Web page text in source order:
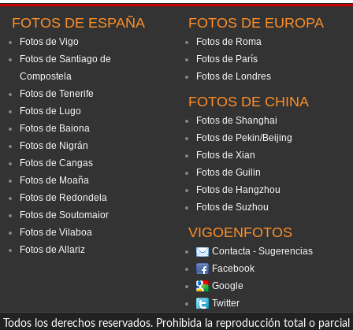
FOTOS DE ESPAÑA
Fotos de Vigo
Fotos de Santiago de
Compostela
Fotos de Tenerife
Fotos de Lugo
Fotos de Baiona
Fotos de Nigrán
Fotos de Cangas
Fotos de Moaña
Fotos de Redondela
Fotos de Soutomaior
Fotos de Vilaboa
Fotos de Allariz
FOTOS DE EUROPA
Fotos de Roma
Fotos de París
Fotos de Londres
FOTOS DE CHINA
Fotos de Shanghai
Fotos de Pekin/Beijing
Fotos de Xian
Fotos de Guilin
Fotos de Hangzhou
Fotos de Suzhou
VIGOENFOTOS
Contacta - Sugerencias
Facebook
Google
Twitter
Todos los derechos reservados. Prohibida la reproducción total o parcial